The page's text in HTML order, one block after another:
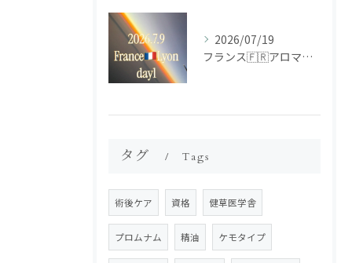
2026/07/19
フランス🇫🇷アロマ研修ツアー𝗱𝗮𝘆𝟭
タグ Tags
術後ケア 資格 健草医学舎
プロムナム 精油 ケモタイプ